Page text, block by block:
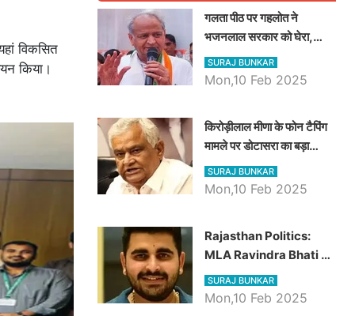
विकसित
किया।
गलता पीठ पर गहलोत ने
भजनलाल सरकार को घेरा,
Video में देखें अब तक बड़ी
खबरें
SURAJ BUNKAR
Mon,10 Feb 2025
किरोड़ीलाल मीणा के फोन टैपिंग
मामले पर डोटासरा का बड़ा
आरोप, वीडियो में देखें AZ बड़ी
खबरें
SURAJ BUNKAR
Mon,10 Feb 2025
Rajasthan Politics:
MLA Ravindra Bhati ने
प्रदेश की शिक्षा व्यवस्था पर
उठाए सवाल, Madan
SURAJ BUNKAR
Mon,10 Feb 2025